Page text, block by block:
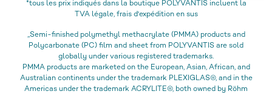
*tous les prix indiqués dans la boutique POLYVANTIS incluent la
TVA légale, frais d'expédition en sus
„Semi-finished polymethyl methacrylate (PMMA) products and
Polycarbonate (PC) film and sheet from POLYVANTIS are sold
globally under various registered trademarks.
PMMA products are marketed on the European, Asian, African, and
Australian continents under the trademark PLEXIGLAS®, and in the
Americas under the trademark ACRYLITE®, both owned by Röhm